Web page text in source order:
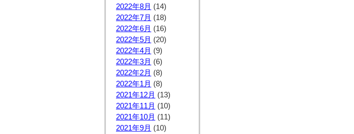
2022年8月 (14)
2022年7月 (18)
2022年6月 (16)
2022年5月 (20)
2022年4月 (9)
2022年3月 (6)
2022年2月 (8)
2022年1月 (8)
2021年12月 (13)
2021年11月 (10)
2021年10月 (11)
2021年9月 (10)